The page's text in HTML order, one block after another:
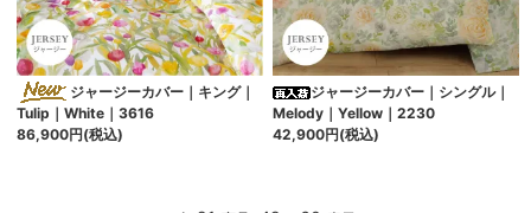
ジャージーカバー｜キング｜
Tulip｜White｜3616
86,900円(税込)
ジャージーカバー｜シングル｜
Melody｜Yellow｜2230
42,900円(税込)